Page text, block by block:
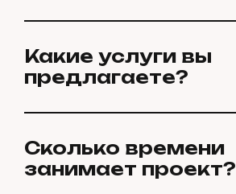
Какие услуги вы
предлагаете?
Сколько времени
занимает проект?